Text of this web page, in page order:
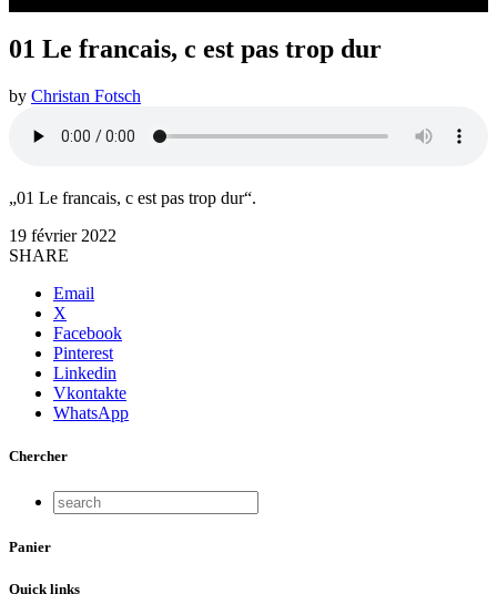
01 Le francais, c est pas trop dur
by Christan Fotsch
„01 Le francais, c est pas trop dur“.
19 février 2022
SHARE
Email
X
Facebook
Pinterest
Linkedin
Vkontakte
WhatsApp
Chercher
Panier
Quick links